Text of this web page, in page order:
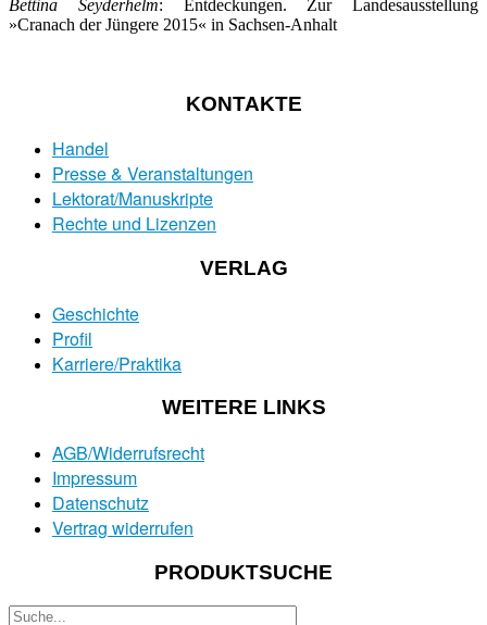
Bettina Seyderhelm: Entdeckungen. Zur Landesausstellung
»Cranach der Jüngere 2015« in Sachsen-Anhalt
KONTAKTE
Handel
Presse & Veranstaltungen
Lektorat/Manuskripte
Rechte und Lizenzen
VERLAG
Geschichte
Profil
Karriere/Praktika
WEITERE LINKS
AGB/Widerrufsrecht
Impressum
Datenschutz
Vertrag widerrufen
PRODUKTSUCHE